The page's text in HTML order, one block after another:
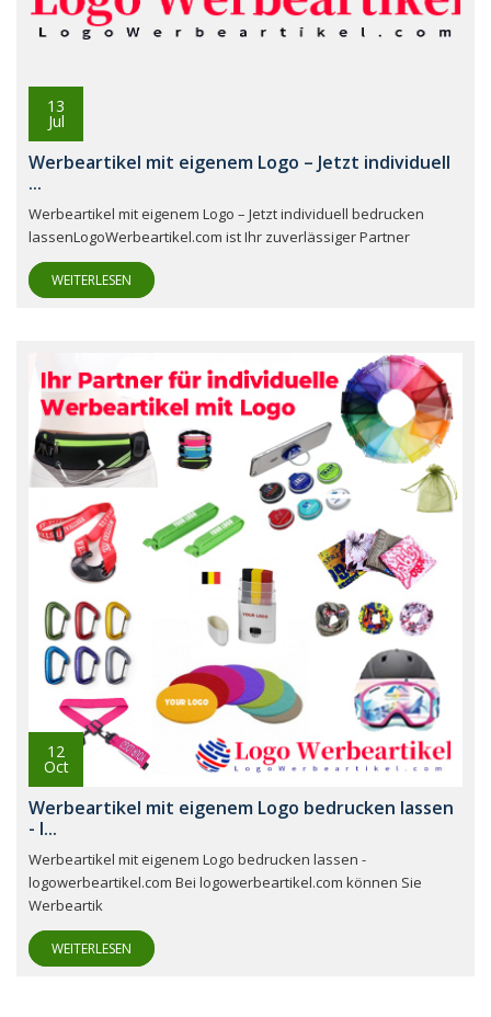
13
Jul
Werbeartikel mit eigenem Logo – Jetzt individuell
...
Werbeartikel mit eigenem Logo – Jetzt individuell bedrucken
lassenLogoWerbeartikel.com ist Ihr zuverlässiger Partner
WEITERLESEN
12
Oct
Werbeartikel mit eigenem Logo bedrucken lassen
- l...
Werbeartikel mit eigenem Logo bedrucken lassen -
logowerbeartikel.com Bei logowerbeartikel.com können Sie
Werbeartik
WEITERLESEN